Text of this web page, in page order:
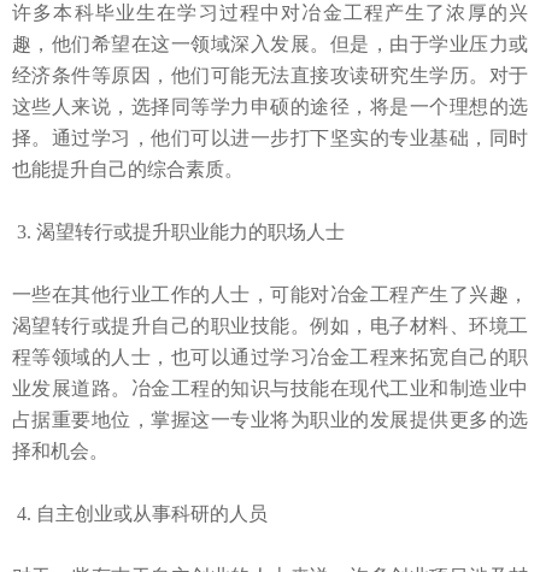
许多本科毕业生在学习过程中对冶金工程产生了浓厚的兴
趣，他们希望在这一领域深入发展。但是，由于学业压力或
经济条件等原因，他们可能无法直接攻读研究生学历。对于
这些人来说，选择同等学力申硕的途径，将是一个理想的选
择。通过学习，他们可以进一步打下坚实的专业基础，同时
也能提升自己的综合素质。
3. 渴望转行或提升职业能力的职场人士
一些在其他行业工作的人士，可能对冶金工程产生了兴趣，
渴望转行或提升自己的职业技能。例如，电子材料、环境工
程等领域的人士，也可以通过学习冶金工程来拓宽自己的职
业发展道路。冶金工程的知识与技能在现代工业和制造业中
占据重要地位，掌握这一专业将为职业的发展提供更多的选
择和机会。
4. 自主创业或从事科研的人员